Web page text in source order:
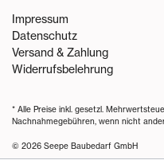
Impressum
Datenschutz
Versand & Zahlung
Widerrufsbelehrung
© 2026 Seepe Baubedarf GmbH
* Alle Preise inkl. gesetzl.
Nachnahmegebühren, wenn nicht